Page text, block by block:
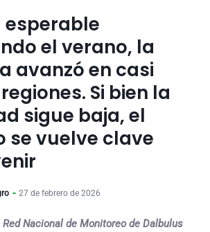
esperable
el verano, la
avanzó en casi
Si bien la
sigue baja, el
se vuelve clave
27 de febrero de 2026
Nacional de Monitoreo de Dalbulus